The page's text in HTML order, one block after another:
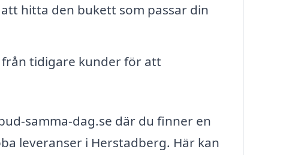
hitta den bukett som passar din
tidigare kunder för att
samma-dag.se där du finner en
leveranser i Herstadberg. Här kan